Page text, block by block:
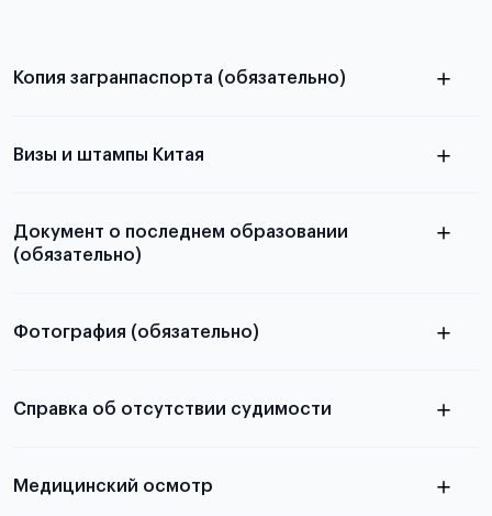
Копия загранпаспорта (обязательно)
паспорта
Визы и штампы Китая
Документ о последнем образовании
(обязательно)
абитуриентов, изложена в статье.
Фотография (обязательно)
принимаются
Справка об отсутствии судимости
Медицинский осмотр